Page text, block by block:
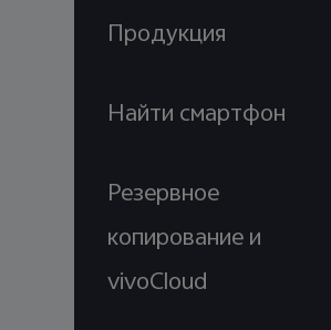
Продукция
Найти смартфон
Резервное
копирование и
vivoCloud